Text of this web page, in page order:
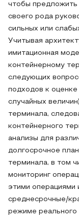
чтобы предложить
своего рода
сильных или
Учитывая
имитационная
контейнерному
следующих
подходов к
случайных
терминала,
контейнерного
анализы для
долгосрочное
терминала, в том
мониторинг
этими операциями
среднесрочные/
режиме реального